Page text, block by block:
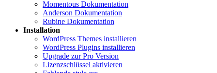
Momentous Dokumentation
Anderson Dokumentation
Rubine Dokumentation
Installation
WordPress Themes installieren
WordPress Plugins installieren
Upgrade zur Pro Version
Lizenzschlüssel aktivieren